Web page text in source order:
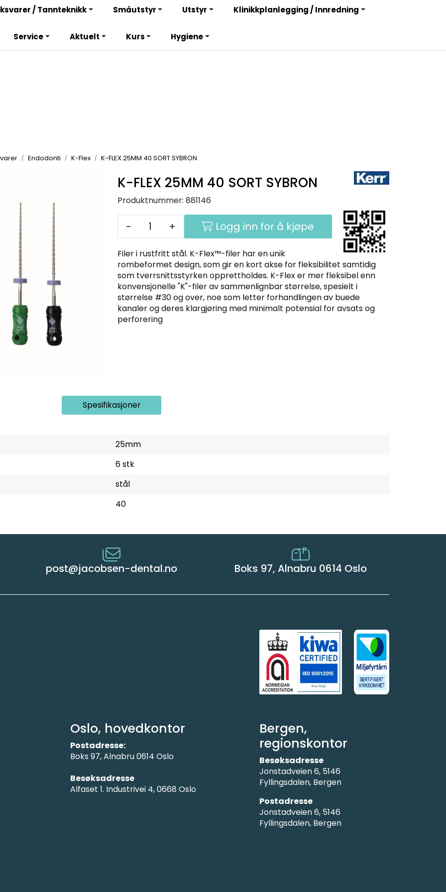
Bli totalkunde og få en rekke fordeler. Les mer!
/ Tannteknikk Småutstyr Utstyr Klinikkplanlegging / Innredning
Service Aktuelt Kurs Hygiene
Endodonti K-Flex K-FLEX 25MM 40 SORT SYBRON
K-FLEX 25MM 40 SORT SYBRON
Produktnummer: 881146
- + Logg inn for å kjøpe
Filer i rustfritt stål. K-Flex™-filer har en unik
rombeformet design, som gir en kort akse for fleksibilitet samtidig
som tverrsnittsstyrken opprettholdes. K-Flex er mer fleksibel enn
konvensjonelle "K"-filer av sammenlignbar størrelse, spesielt i
størrelse #30 og over, noe som letter forhandlingen av buede
kanaler og deres klargjøring med minimalt potensial for avsats og
perforering
Spesifikasjoner
25mm
6 stk
stål
40
post@jacobsen-dental.no Boks 97, Alnabru 0614 Oslo
Bergen,
regionskontor
Besøksadresse
Jonstadveien 6, 5146
Fyllingsdalen, Bergen
Postadresse
Jonstadveien 6, 5146
Fyllingsdalen, Bergen
Oslo, hovedkontor
Postadresse:
Boks 97, Alnabru 0614 Oslo
Besøksadresse
Alfaset 1. Industrivei 4, 0668 Oslo